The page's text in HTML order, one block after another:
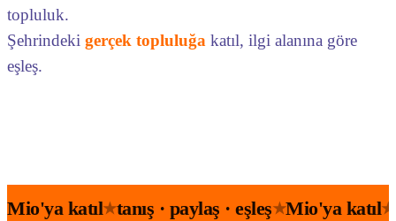
topluluk.
Şehrindeki gerçek topluluğa katıl, ilgi alanına göre
eşleş.
Mio'ya katıl★tanış · paylaş · eşleş★Mio'ya katıl★